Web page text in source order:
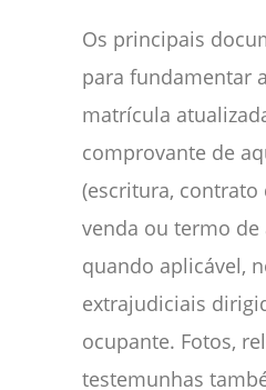
Os principais
para fundamentar
matrícula
comprovante de
(escritura, contrato
venda ou termo de
quando aplicável,
extrajudiciais
ocupante. Fotos,
testemunhas